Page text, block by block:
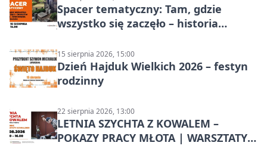
Spacer tematyczny: Tam, gdzie
wszystko się zaczęło – historia
15 sierpnia 2026, 15:00
Dzień Hajduk Wielkich 2026 – festyn
rodzinny
22 sierpnia 2026, 13:00
LETNIA SZYCHTA Z KOWALEM –
POKAZY PRACY MŁOTA | WARSZTATY